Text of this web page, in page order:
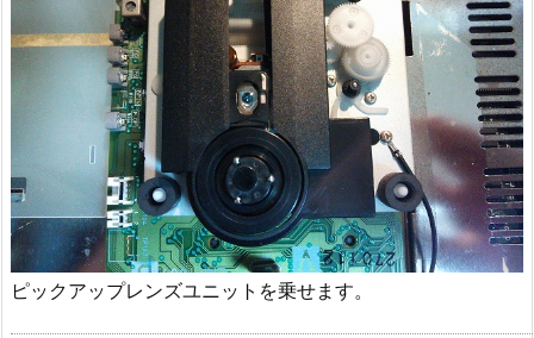
ピックアップレンズユニットを乗せます。